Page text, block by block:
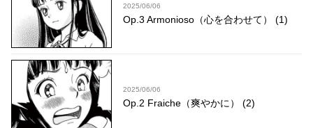
2025/06/06
Op.3 Armonioso（心を合わせて） (1)
2025/06/06
Op.2 Fraiche（爽やかに） (2)